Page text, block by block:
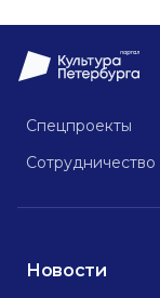
Спецпроекты
Сотрудничество
Новости